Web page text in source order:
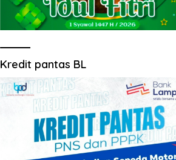
Kredit pantas BL